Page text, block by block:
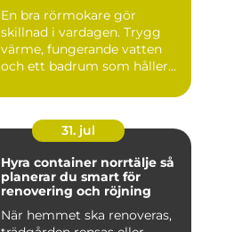
En bra rörmokare gör
skillnad i vardagen. Trygg
värme, fungerande vatten
och ett badrum som håller
31. jul
Hyra container norrtälje så
planerar du smart för
renovering och röjning
När hemmet ska renoveras,